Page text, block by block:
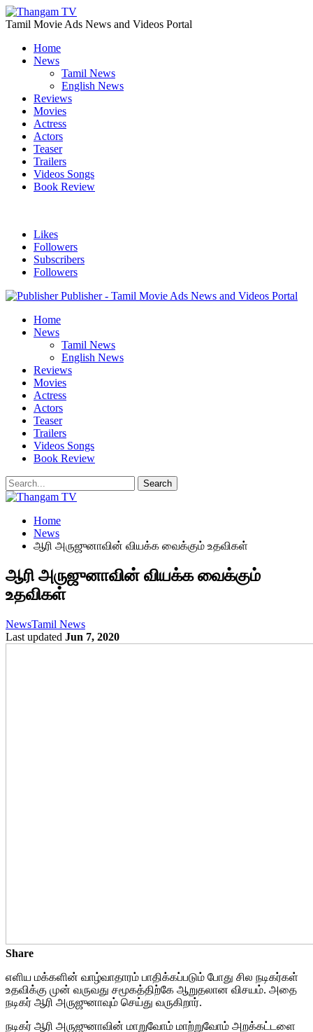
Tamil Movie Ads News and Videos Portal
Home
News
Tamil News
English News
Reviews
Movies
Actress
Actors
Teaser
Trailers
Videos Songs
Book Review
Likes
Followers
Subscribers
Followers
Publisher - Tamil Movie Ads News and Videos Portal
Home
News
Tamil News
English News
Reviews
Movies
Actress
Actors
Teaser
Trailers
Videos Songs
Book Review
Home
News
ஆரி அருஜுனாவின் வியக்க வைக்கும் உதவிகள்
ஆரி அருஜுனாவின் வியக்க வைக்கும்
உதவிகள்
NewsTamil News
Last updated Jun 7, 2020
Share
எளிய மக்களின் வாழ்வாதாரம் பாதிக்கப்படும் போது சில நடிகர்கள்
உதவிக்கு முன் வருவது சமூகத்திற்கே ஆறுதலான விசயம். அதை
நடிகர் ஆரி அருஜுனாவும் செய்து வருகிறார்.
நடிகர் ஆரி அருஜுனாவின் மாறுவோம் மாற்றுவோம் அறக்கட்டளை